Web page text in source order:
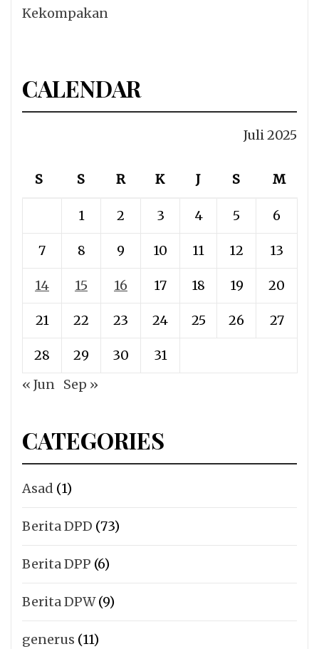
Kekompakan
CALENDAR
Juli 2025
S S R K J S M
1 2 3 4 5 6
7 8 9 10 11 12 13
14 15 16 17 18 19 20
21 22 23 24 25 26 27
28 29 30
31
« Jun Sep »
CATEGORIES
Asad (1)
Berita DPD (73)
Berita DPP (6)
Berita DPW(9)
generus (11)